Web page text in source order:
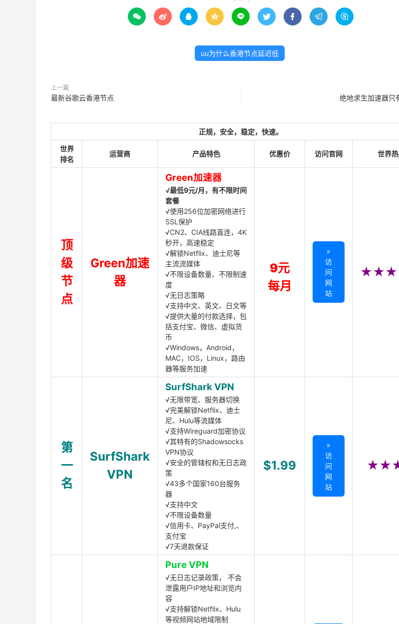
        
uu为什么香港节点延迟低
上一篇
最新谷歌云香港节点 绝地求生加速器只
正规，安全，稳定，快速。
世界
排名
运营商 产品特色 优惠价 访问官网 世界
顶
级
节
点
Green加速
器
Green加速器
√最低9元/月，有不限时间
套餐
√使用256位加密网络进行
SSL保护
√CN2、CIA线路直连，4K
秒开，高速稳定
√解锁Netflix、迪士尼等
主流流媒体
√不限设备数量、不限制速
度
√无日志策略
√支持中文、英文、日文等
√提供大量的付款选择，包
括支付宝、微信、虚拟货
币
√Windows，Android，
MAC，IOS，Linux，路由
器等服务加速
9元
每月
»
访
问
网
站
第
一
名
SurfShark
VPN
SurfShark VPN
√无限带宽、服务器切换
√完美解锁Netflix、迪士
尼、Hulu等流媒体
√支持Wireguard加密协议
√其特有的Shadowsocks
VPN协议
√安全的管辖权和无日志政
策
√43多个国家160台服务
器
√支持中文
√不限设备数量
√信用卡、PayPal支付,、
支付宝
√7天退款保证
$1.99
»
访
问
网
站
Pure VPN
√无日志记录政策， 不会
泄露用户IP地址和浏览内
容
√支持解锁Netflix、Hulu
等视频网站地域限制